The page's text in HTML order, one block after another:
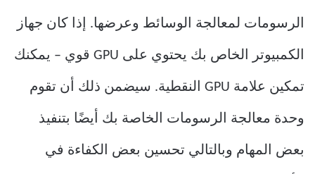
الرسومات لمعالجة الوسائط وعرضها. إذا كان جهاز
الكمبيوتر الخاص بك يحتوي على GPU قوي – يمكنك
تمكين علامة GPU النقطية. سيضمن ذلك أن تقوم
وحدة معالجة الرسومات الخاصة بك أيضًا بتنفيذ
بعض المهام وبالتالي تحسين بعض الكفاءة في